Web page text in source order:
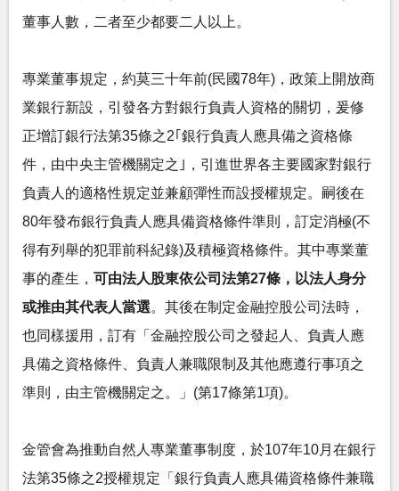
董事人數，二者至少都要二人以上。
專業董事規定，約莫三十年前(民國78年)，政策上開放商
業銀行新設，引發各方對銀行負責人資格的關切，爰修
正增訂銀行法第35條之2｢銀行負責人應具備之資格條
件，由中央主管機關定之｣，引進世界各主要國家對銀行
負責人的適格性規定並兼顧彈性而設授權規定。嗣後在
80年發布銀行負責人應具備資格條件準則，訂定消極(不
得有列舉的犯罪前科紀錄)及積極資格條件。其中專業董
事的產生， 可由法人股東依公司法第27條，以法人身分
或推由其代表人當選。其後在制定金融控股公司法時，
也同樣援用，訂有「金融控股公司之發起人、負責人應
具備之資格條件、負責人兼職限制及其他應遵行事項之
準則，由主管機關定之。」(第17條第1項)。
金管會為推動自然人專業董事制度，於107年10月在銀行
法第35條之2授權規定「銀行負責人應具備資格條件兼職